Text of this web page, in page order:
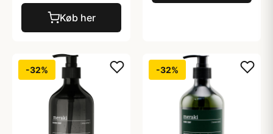
Køb her
-32% -32%